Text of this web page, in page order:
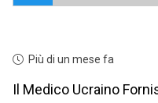
Più di un mese fa
Il Medico Ucraino